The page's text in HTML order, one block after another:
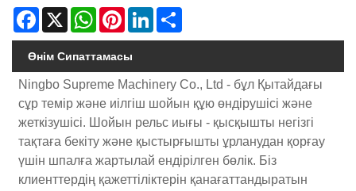
Facebook
X WhatsAppPinterestLinkedIn
Өнім Сипаттамасы
Ningbo Supreme Machinery Co., Ltd - бұл Қытайдағы
сұр темір және иілгіш шойын құю өндірушісі және
жеткізушісі. Шойын рельс иығы - қысқышты негізгі
тақтаға бекіту және қыстырғышты ұрланудан қорғау
үшін шпалға жартылай ендірілген бөлік. Біз
клиенттердің қажеттіліктерін қанағаттандыратын